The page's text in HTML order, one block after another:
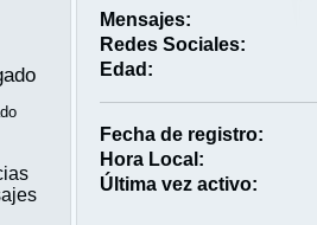
Mensajes:
Redes Sociales:
Edad:
Fecha de registro:
Hora Local:
Última vez activo: